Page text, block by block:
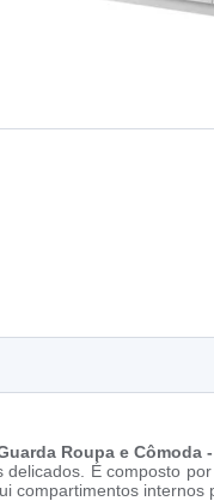
Roupa e Cômoda
É composto
compartimentos